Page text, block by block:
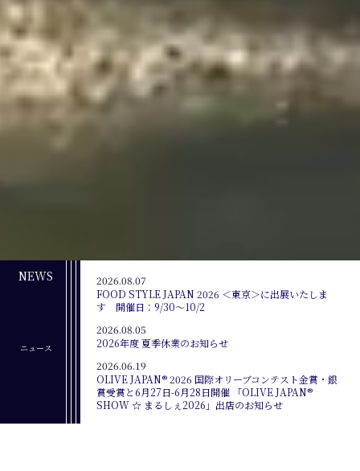
NEWS
ニュース
2026.08.07
FOOD STYLE JAPAN 2026 ＜東京＞に出展いたしま
す 開催日：9/30～10/2
2026.08.05
2026年度 夏季休業のお知らせ
2026.06.19
OLIVE JAPAN® 2026 国際オリーブコンテスト金賞・銀
賞受賞と6月27日-6月28日開催 「OLIVE JAPAN®
SHOW ☆ まるしぇ2026」出店のお知らせ